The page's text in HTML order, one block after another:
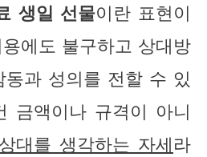
생일 선물이란 표현이
에도 불구하고 상대방
과 성의를 전할 수 있
금액이나 규격이 아니
대를 생각하는 자세라